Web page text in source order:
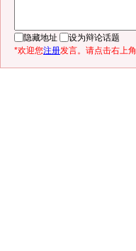
隐藏地址
设为辩论话题
*欢迎您注册发言。请点击右上角